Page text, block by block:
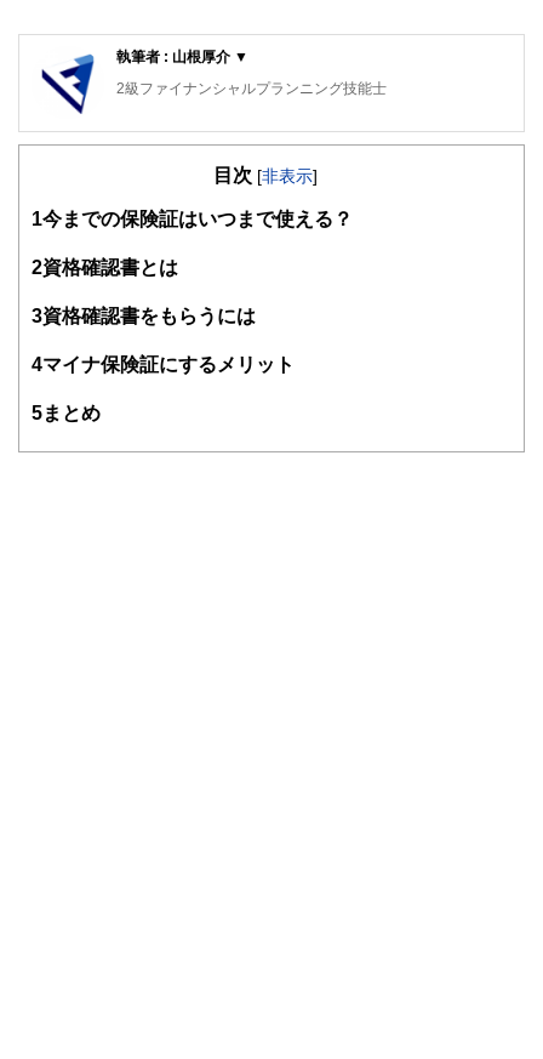
執筆者 : 山根厚介 ▼
2級ファイナンシャルプランニング技能士
目次 [非表示]
1 今までの保険証はいつまで使える？
2資格確認書とは
3資格確認書をもらうには
4マイナ保険証にするメリット
5まとめ